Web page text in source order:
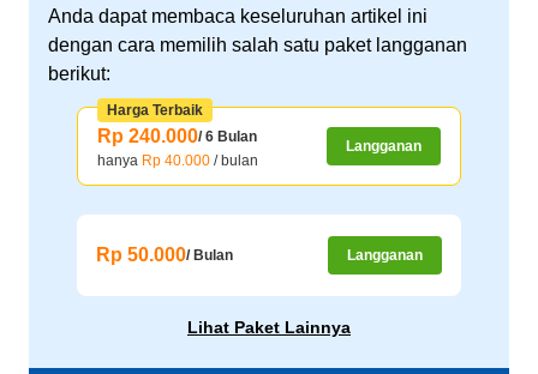
Anda dapat membaca keseluruhan artikel ini
dengan cara memilih salah satu paket langganan
berikut:
Rp 240.000/ 6 Bulan
hanya Rp 40.000 / bulan
Langganan
Harga Terbaik
Rp 50.000/ Bulan Langganan
Lihat Paket Lainnya